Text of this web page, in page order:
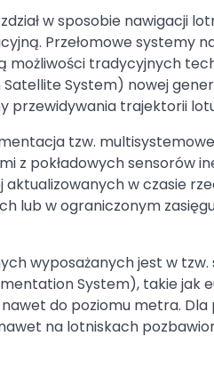
w sposobie nawigacji
Przełomowe systemy
tradycyjnych
Satellite System) nowej
przewidywania trajektorii
tzw.
z pokładowych sensorów
w czasie
lub w ograniczonym
wyposażanych jest w
System), takie jak
do poziomu metra.
na lotniskach